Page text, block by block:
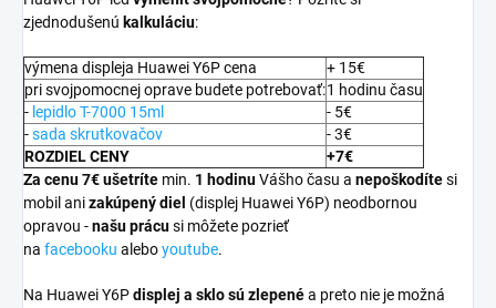
zjednodušenú kalkuláciu:
výmena displeja Huawei Y6P cena
+ 15€
pri svojpomocnej oprave budete potrebovať:1 hodinu času
- lepidlo T-7000 15ml
- 5€
-sada skrutkovačov
- 3€
ROZDIEL CENY
+7€
Za cenu 7€ ušetríte min. 1 hodinuVášho času a nepoškodítesi
mobil anizakúpený diel (displej Huawei Y6P) neodbornou
opravou -našu prácusi môžete pozrieť
na facebooku aleboyoutube.
Na Huawei Y6Pdisplej a sklo sú zlepenéa preto nie je možná